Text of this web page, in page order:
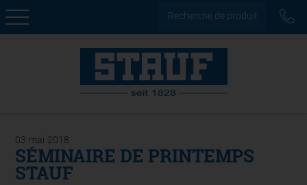
Recherche de produit
03 mai 2018
SÉMINAIRE DE PRINTEMPS
STAUF